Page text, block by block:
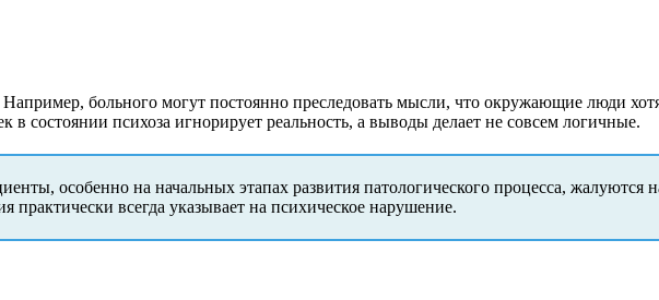
больного могут постоянно преследовать мысли, что окружающие люди
в состоянии психоза игнорирует реальность, а выводы делает не совсем логичные.
особенно на начальных этапах развития патологического процесса,
практически всегда указывает на психическое нарушение.